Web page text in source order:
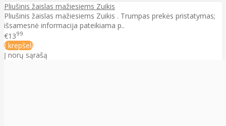
Pliušinis žaislas mažiesiems Zuikis
Pliušinis žaislas mažiesiems Zuikis . Trumpas prekės pristatymas;
išsamesnė informacija pateikiama p..
€1399
Į krepšelį
Į norų sąrašą